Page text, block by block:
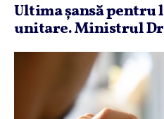
Ultima şansă pentru
unitare. Ministrul